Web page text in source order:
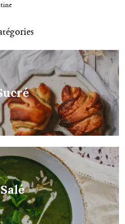
Salé